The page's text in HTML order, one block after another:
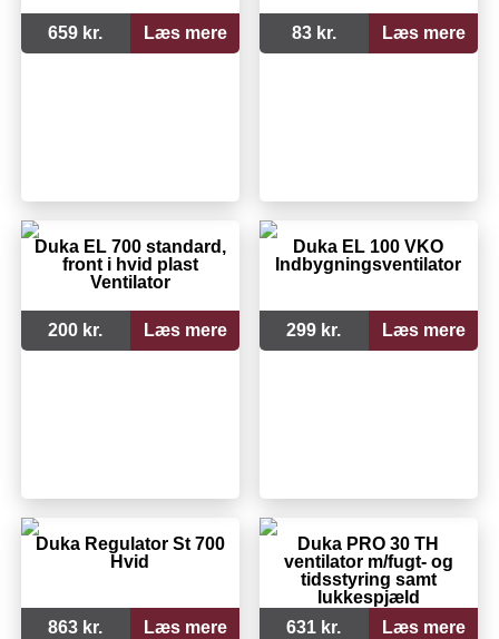
659 kr. Læs mere 83 kr. Læs mere
Duka EL 700 standard,
front i hvid plast
Ventilator
200 kr. Læs mere
Duka EL 100 VKO
Indbygningsventilator
299 kr. Læs mere
Duka Regulator St 700
Hvid
863 kr. Læs mere
Duka PRO 30 TH
ventilator m/fugt- og
tidsstyring samt
lukkespjæld
631 kr.
Læs mere